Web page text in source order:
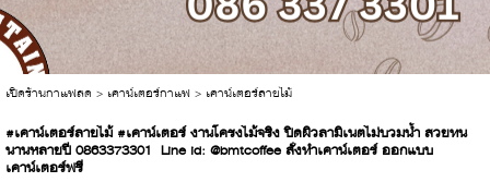
เปิดร้านกาแฟสด > เคาน์เตอร์กาแฟ> เคาน์เตอร์ลายไม้
#เคาน์เตอร์ลายไม้ #เคาน์เตอร์ งานโครงไม้จริง ปิดผิวลามิเนตไม่บวมน้ำ สวยทน
นานหลายปี 0863373301 Line id: @bmtcoffee สั่งทำเคาน์เตอร์ ออกแบบ
เคาน์เตอร์ฟรี